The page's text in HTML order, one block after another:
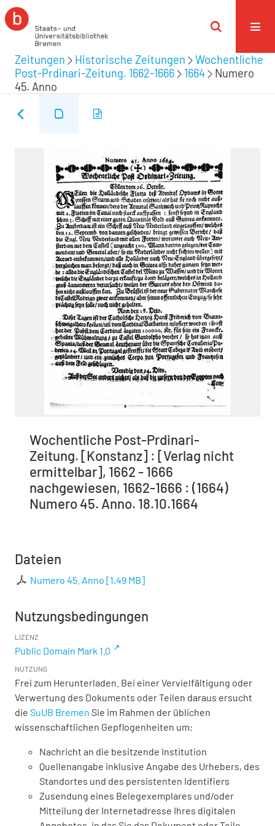
Zeitungen Historische Zeitungen
Wochentliche
Post-Prdinari-Zeitung. 1662-1666
1664
Numero
45. Anno
Wochentliche Post-Prdinari-
Zeitung. [Konstanz] : [Verlag nicht
ermittelbar], 1662 - 1666
nachgewiesen, 1662-1666 : (1664)
Numero 45. Anno. 18.10.1664
Dateien
Numero 45. Anno [1,49 MB]
Nutzungsbedingungen
LIZENZ
Public Domain Mark 1.0
NUTZUNG
Frei zum Herunterladen. Bei einer Vervielfältigung oder
Verwertung des Dokuments oder Teilen daraus ersucht
die SuUB Bremen Sie im Rahmen der üblichen
wissenschaftlichen Gepflogenheiten um:
Nachricht an die besitzende Institution
Quellenangabe inklusive Angabe des Urhebers, des
Standortes und des persistenten Identifiers
Zusendung eines Belegexemplares und/oder
Mitteilung der Internetadresse Ihres digitalen